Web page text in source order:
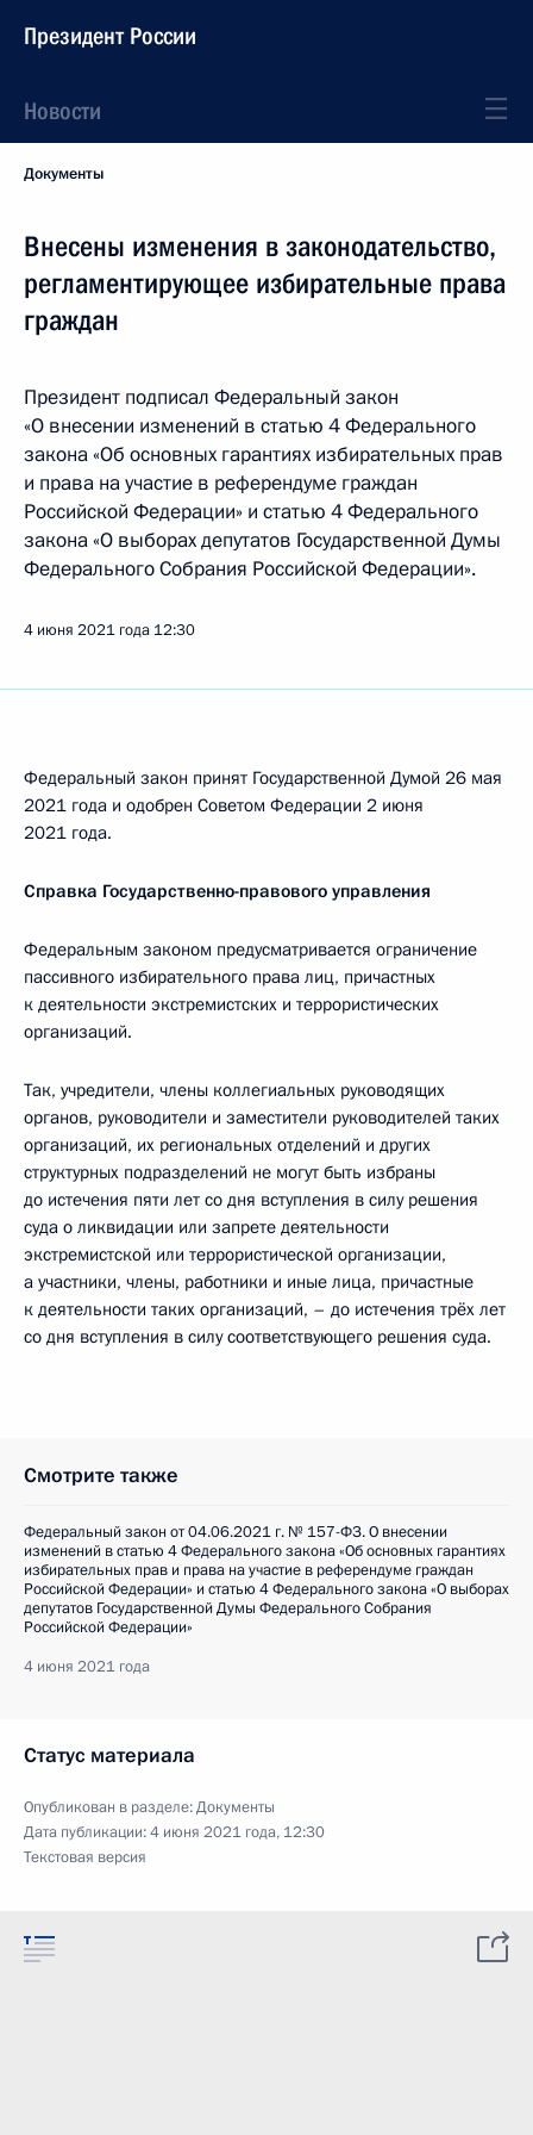
Президент России
Новости
Документы
Внесены изменения в законодательство,
регламентирующее избирательные права
граждан
Президент подписал Федеральный закон
«О внесении изменений в статью 4 Федерального
закона «Об основных гарантиях избирательных прав
и права на участие в референдуме граждан
Российской Федерации» и статью 4 Федерального
закона «О выборах депутатов Государственной Думы
Федерального Собрания Российской Федерации».
4 июня 2021 года 12:30
Федеральный закон принят Государственной Думой 26 мая
2021 года и одобрен Советом Федерации 2 июня
2021 года.
Справка Государственно-правового управления
Федеральным законом предусматривается ограничение
пассивного избирательного права лиц, причастных
к деятельности экстремистских и террористических
организаций.
Так, учредители, члены коллегиальных руководящих
органов, руководители и заместители руководителей таких
организаций, их региональных отделений и других
структурных подразделений не могут быть избраны
до истечения пяти лет со дня вступления в силу решения
суда о ликвидации или запрете деятельности
экстремистской или террористической организации,
а участники, члены, работники и иные лица, причастные
к деятельности таких организаций, – до истечения трёх лет
со дня вступления в силу соответствующего решения суда.
Смотрите также
Федеральный закон от 04.06.2021 г. № 157-ФЗ. О внесении
изменений в статью 4 Федерального закона «Об основных гарантиях
избирательных прав и права на участие в референдуме граждан
Российской Федерации» и статью 4 Федерального закона «О выборах
депутатов Государственной Думы Федерального Собрания
Российской Федерации»
4 июня 2021 года
Статус материала
Опубликован в разделе:Документы
Дата публикации:4 июня 2021 года, 12:30
Текстовая версия